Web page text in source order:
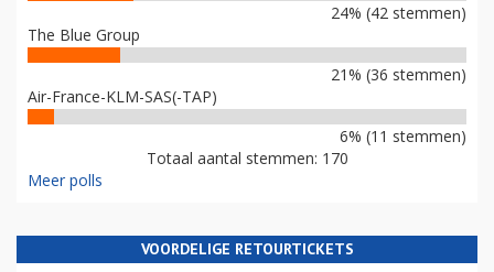
24% (42 stemmen)
The Blue Group
21% (36 stemmen)
Air-France-KLM-SAS(-TAP)
6% (11 stemmen)
Totaal aantal stemmen: 170
Meer polls
VOORDELIGE RETOURTICKETS